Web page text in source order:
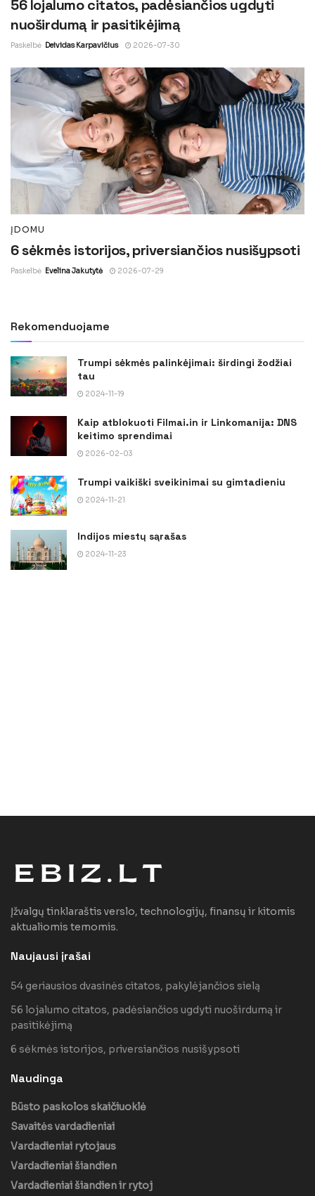
56 lojalumo citatos, padėsiančios ugdyti
nuoširdumą ir pasitikėjimą
Paskelbė Deividas Karpavičius 2026-07-30
ĮDOMU
6 sėkmės istorijos, priversiančios nusišypsoti
Paskelbė Evelina Jakutytė 2026-07-29
Rekomenduojame
Trumpi sėkmės palinkėjimai: širdingi žodžiai
tau
2024-11-19
Kaip atblokuoti Filmai.in ir Linkomanija: DNS
keitimo sprendimai
2026-02-03
Trumpi vaikiški sveikinimai su gimtadieniu
2024-11-21
Indijos miestų sąrašas
2024-11-23
Įžvalgų tinklaraštis verslo, technologijų, finansų ir kitomis
aktualiomis temomis.
Naujausi įrašai
54 geriausios dvasinės citatos, pakylėjančios sielą
56 lojalumo citatos, padėsiančios ugdyti nuoširdumą ir
pasitikėjimą
6 sėkmės istorijos, priversiančios nusišypsoti
Naudinga
Būsto paskolos skaičiuoklė
Savaitės vardadieniai
Vardadieniai rytojaus
Vardadieniai šiandien
Vardadieniai šiandien ir rytoj